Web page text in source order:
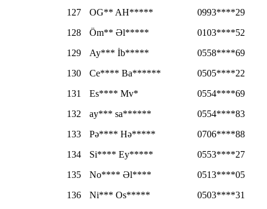
127
OG** AH*****
0993****29
128
Öm** Əl*****
0103****52
129
Ay*** İb*****
0558****69
130
Ce**** Ba******
0505****22
131
Es**** Mv*
0554****69
132
ay*** sa******
0554****83
133
Pə**** Hə*****
0706****88
134
Si**** Ey*****
0553****27
135
No**** Əl****
0513****05
136
Ni*** Os*****
0503****31